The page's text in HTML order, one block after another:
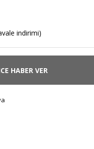
indirimi)
HABER VER